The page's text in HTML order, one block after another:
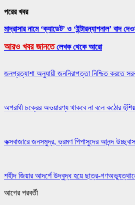
পরের খবর
মাদ্রাসার নামে ‘ক্যাডেট’ ও ‘ইন্টারন্যাশনাল’ বাদ
আরও খবর জানতে লেখক থেকে আরো
জনপ্রত্যাশা অনুযায়ী জননিরাপত্তা নিশ্চিত করতে
অপরাধী চক্রের অভয়ারণ্য থাকবে না বলে কঠোর
কক্সবাজারে জনসমুদ্র, ভ্রমণ পিপাসুদের আনন্দ উচ্ছ্বাস
শহীদ জিয়ার আদর্শে উদ্বুদ্ধ হয়ে ছাত্র-
আগেরপরবর্তী